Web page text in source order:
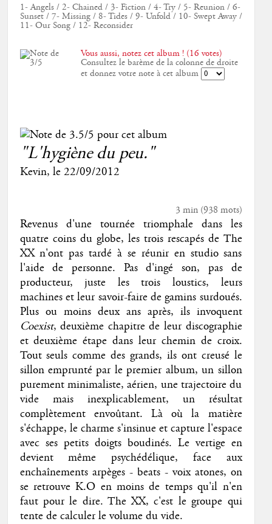
1- Angels / 2- Chained / 3- Fiction / 4- Try / 5- Reunion / 6-
Sunset / 7- Missing / 8- Tides / 9- Unfold / 10- Swept Away /
11- Our Song / 12- Reconsider
Vous aussi, notez cet album ! (16 votes)
Consultez le barème de la colonne de droite
et donnez votre note à cet album
"L'hygiène du peu."
Kevin, le 22/09/2012
3 min(938 mots)
Revenus d'une tournée triomphale dans les
quatre coins du globe, les trois rescapés de The
XX n'ont pas tardé à se réunir en studio sans
l'aide de personne. Pas d'ingé son, pas de
producteur, juste les trois loustics, leurs
machines et leur savoir-faire de gamins surdoués.
Plus ou moins deux ans après, ils invoquent
Coexist, deuxième chapitre de leur discographie
et deuxième étape dans leur chemin de croix.
Tout seuls comme des grands, ils ont creusé le
sillon emprunté par le premier album, un sillon
purement minimaliste, aérien, une trajectoire du
vide mais inexplicablement, un résultat
complètement envoûtant. Là où la matière
s'échappe, le charme s'insinue et capture l'espace
avec ses petits doigts boudinés. Le vertige en
devient même psychédélique, face aux
enchaînements arpèges - beats - voix atones, on
se retrouve K.O en moins de temps qu'il n'en
faut pour le dire. The XX, c'est le groupe qui
tente de calculer le volume du vide.